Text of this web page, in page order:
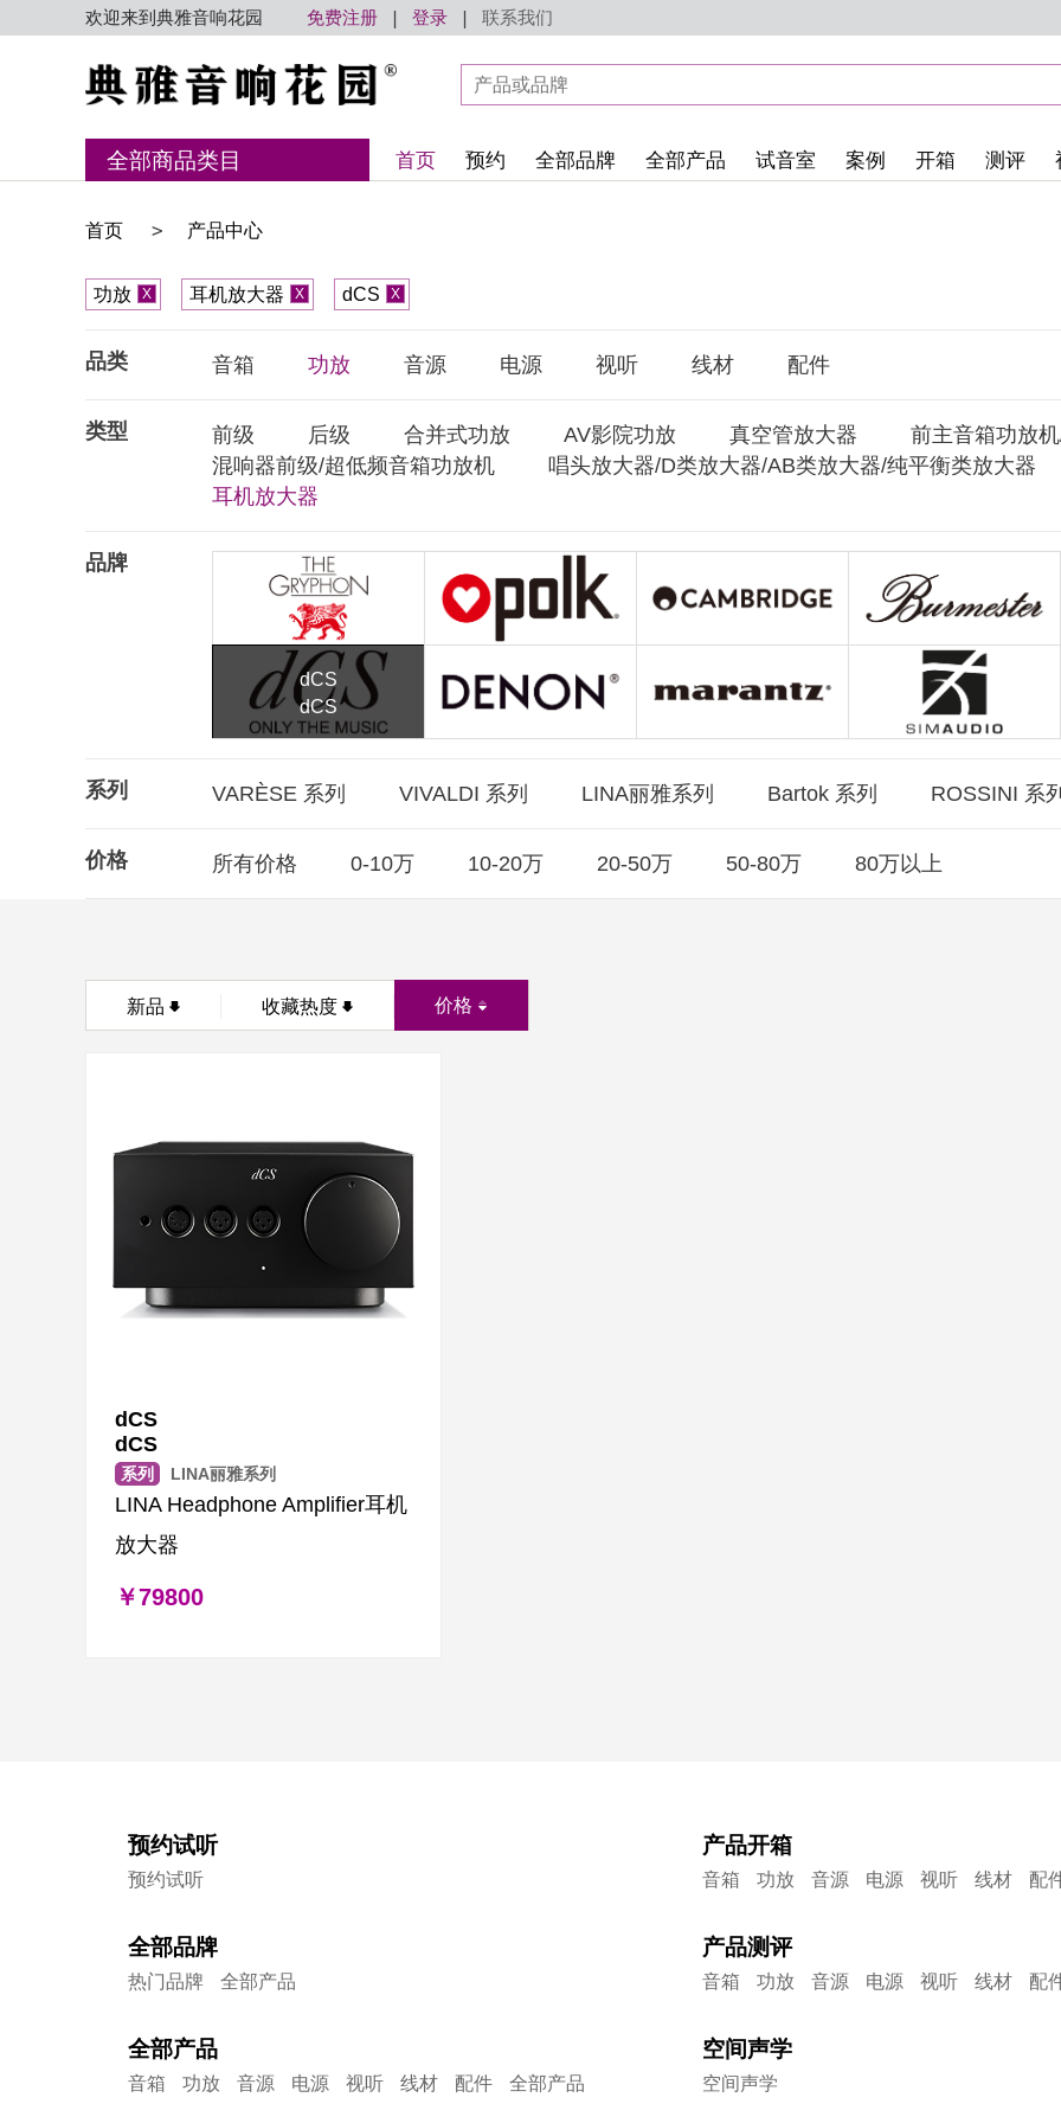
欢迎来到典雅音响花园 免费注册 | 登录 | 联系我们
全部商品类目 首页 预约 全部品牌 全部产品 试音室 案例 开箱 测评
首页 > 产品中心
功放 X 耳机放大器 X dCS X
品类 音箱 功放 音源 电源 视听 线材 配件
类型 前级 后级 合并式功放 AV影院功放 真空管放大器
前主音箱功放
混响器前级/超低频音箱功放机
唱头放大器/D类放大器/AB类放大器/纯平衡类放大器
耳机放大器
品牌
dCS
dCS
系列 VARÈSE 系列 VIVALDI 系列 LINA丽雅系列 Bartok 系列 ROSSINI 系
价格 所有价格 0-10万 10-20万 20-50万 50-80万 80万以上
新品 收藏热度 价格
dCS
dCS
系列 LINA丽雅系列
LINA Headphone Amplifier耳机
放大器
￥79800
预约试听
预约试听
产品开箱
音箱 功放 音源 电源 视听 线材 配
全部品牌
热门品牌 全部产品
产品测评
音箱 功放 音源 电源 视听 线材 配
全部产品
音箱 功放 音源 电源 视听 线材 配件 全部产品
空间声学
空间声学